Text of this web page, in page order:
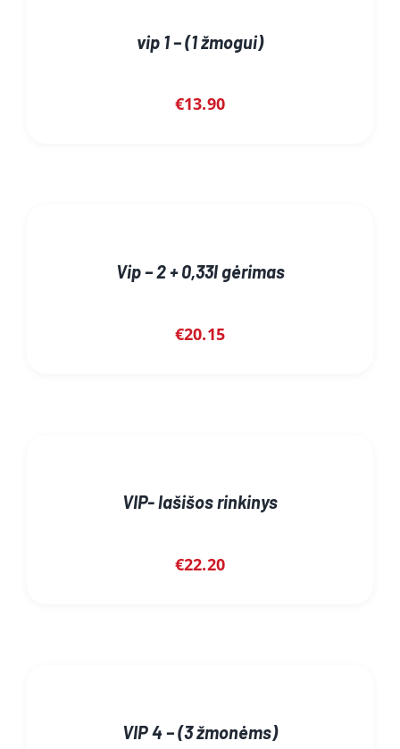
vip 1 – (1 žmogui)
€13.90
Vip – 2 + 0,33l gėrimas
€20.15
VIP- lašišos rinkinys
€22.20
VIP 4 – (3 žmonėms)